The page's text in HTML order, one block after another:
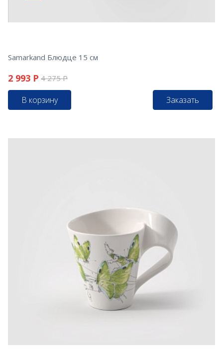
Samarkand Блюдце 15 см
4 275Р
2 993 Р
В корзину Заказать